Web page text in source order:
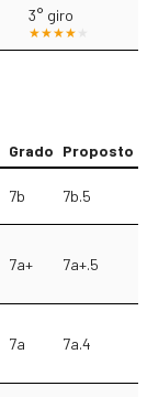
3° giro
Grado Proposto
7b 7b.5
7a+ 7a+.5
7a 7a.4